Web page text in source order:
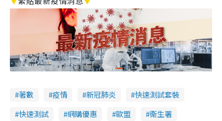
著數 疫情 新冠肺炎
快速測試套裝
快速測試
網購優惠 歐盟
衞生署